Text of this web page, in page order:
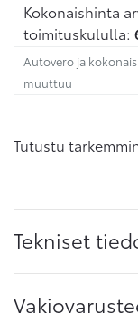
Kokonaishinta
toimituskululla:
Autovero ja
muuttuu
Tutustu
Tekniset